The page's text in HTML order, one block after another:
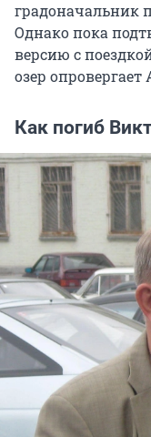
градоначальник
Однако пока
версию с
озер
Как погиб